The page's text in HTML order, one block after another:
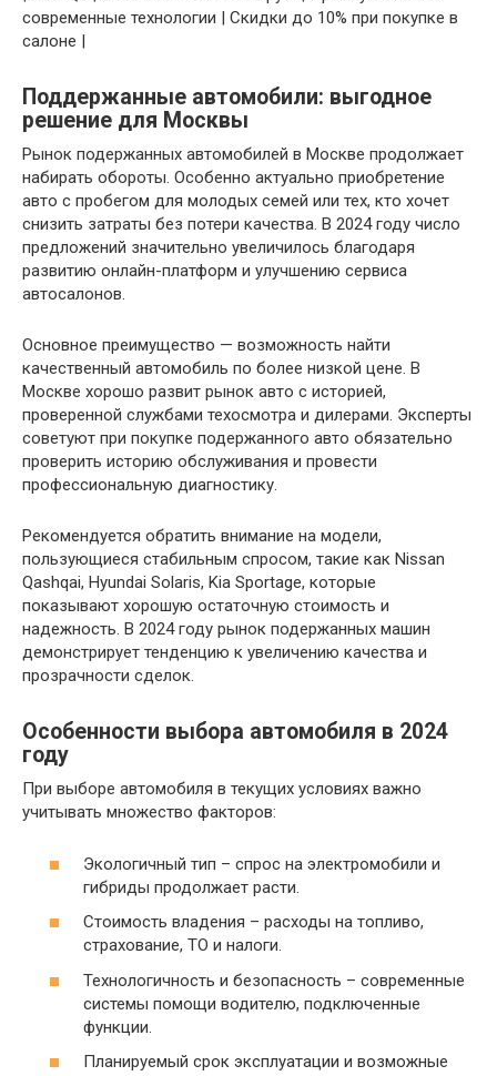
современные технологии | Скидки до 10% при покупке в
салоне |
Поддержанные автомобили: выгодное
решение для Москвы
Рынок подержанных автомобилей в Москве продолжает
набирать обороты. Особенно актуально приобретение
авто с пробегом для молодых семей или тех, кто хочет
снизить затраты без потери качества. В 2024 году число
предложений значительно увеличилось благодаря
развитию онлайн-платформ и улучшению сервиса
автосалонов.
Основное преимущество — возможность найти
качественный автомобиль по более низкой цене. В
Москве хорошо развит рынок авто с историей,
проверенной службами техосмотра и дилерами. Эксперты
советуют при покупке подержанного авто обязательно
проверить историю обслуживания и провести
профессиональную диагностику.
Рекомендуется обратить внимание на модели,
пользующиеся стабильным спросом, такие как Nissan
Qashqai, Hyundai Solaris, Kia Sportage, которые
показывают хорошую остаточную стоимость и
надежность. В 2024 году рынок подержанных машин
демонстрирует тенденцию к увеличению качества и
прозрачности сделок.
Особенности выбора автомобиля в 2024
году
При выборе автомобиля в текущих условиях важно
учитывать множество факторов:
Экологичный тип – спрос на электромобили и
гибриды продолжает расти.
Стоимость владения – расходы на топливо,
страхование, ТО и налоги.
Технологичность и безопасность – современные
системы помощи водителю, подключенные
функции.
Планируемый срок эксплуатации и возможные